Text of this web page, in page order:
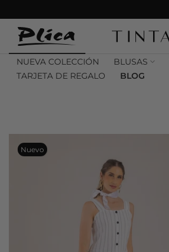
contenido
NUEVA COLECCIÓN BLUSAS
TARJETA DE REGALO
BLOG
Nuevo